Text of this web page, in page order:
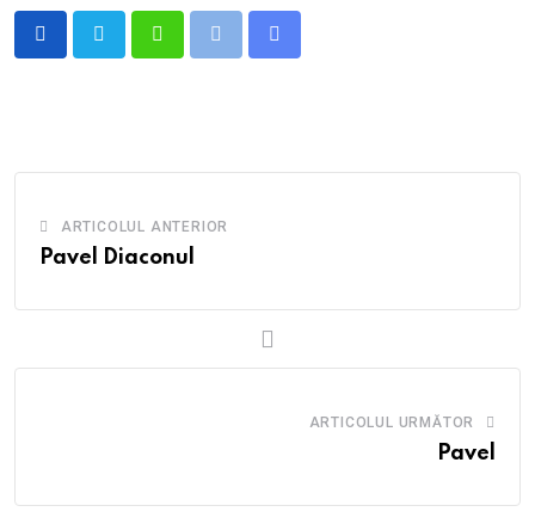
ARTICOLUL ANTERIOR
Pavel Diaconul
ARTICOLUL URMĂTOR
Pavel